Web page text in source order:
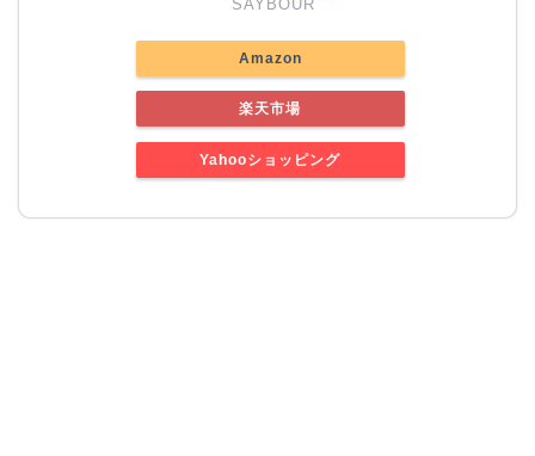
SAYBOUR
Amazon
楽天市場
Yahooショッピング